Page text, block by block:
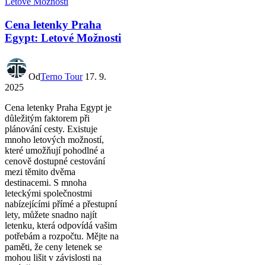
Cena letenky Praha
Egypt: Letové Možnosti
OdTerno Tour 17. 9.
2025
Cena letenky Praha Egypt je
důležitým faktorem při
plánování cesty. Existuje
mnoho letových možností,
které umožňují pohodlné a
cenově dostupné cestování
mezi těmito dvěma
destinacemi. S mnoha
leteckými společnostmi
nabízejícími přímé a přestupní
lety, můžete snadno najít
letenku, která odpovídá vašim
potřebám a rozpočtu. Mějte na
paměti, že ceny letenek se
mohou lišit v závislosti na